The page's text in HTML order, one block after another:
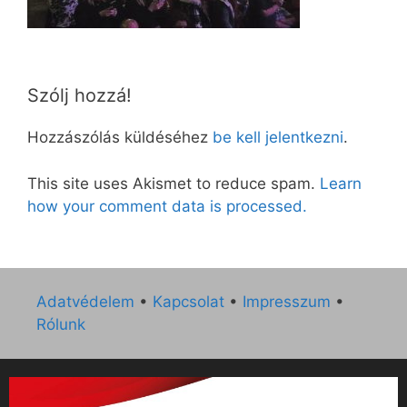
Szólj hozzá!
Hozzászólás küldéséhez be kell jelentkezni.
This site uses Akismet to reduce spam. Learn
how your comment data is processed.
Adatvédelem • Kapcsolat • Impresszum •
Rólunk